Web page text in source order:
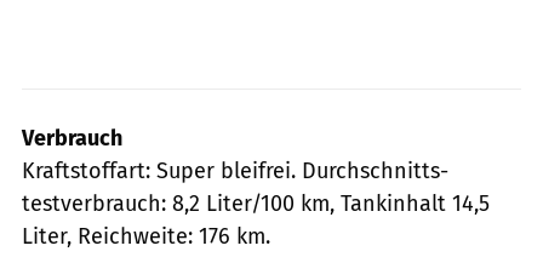
Verbrauch
Kraftstoffart: Super bleifrei. Durchschnitts­
testverbrauch: 8,2 Liter/100 km, Tankinhalt 14,5
Liter, Reichweite: 176 km.